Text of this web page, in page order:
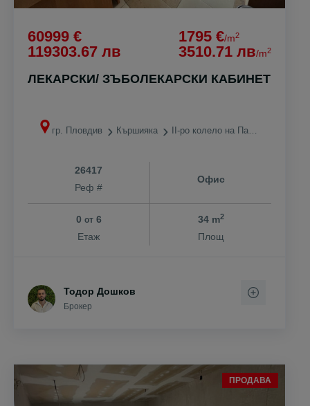
60999 €
119303.67 лв
1795 €/m2
3510.71 лв/m2
ЛЕКАРСКИ/ ЗЪБОЛЕКАРСКИ КАБИНЕТ
гр. Пловдив Кършияка II-ро колело на Панаира
26417
Реф #
Офис
0 от6
Етаж
34 m2
Площ
Тодор Дошков
Брокер
ПРОДАВА